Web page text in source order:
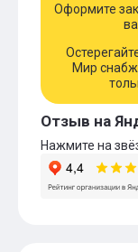
Оформите
Мир
Отзыв на
Нажмите на